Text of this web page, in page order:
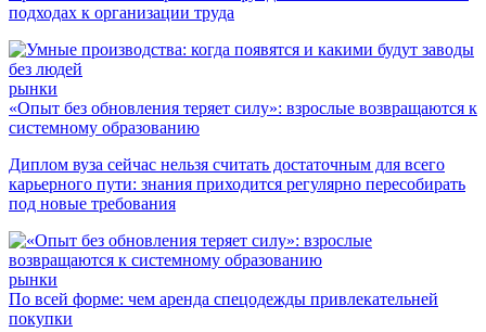
подходах к организации труда
рынки
«Опыт без обновления теряет силу»: взрослые возвращаются к
системному образованию
Диплом вуза сейчас нельзя считать достаточным для всего
карьерного пути: знания приходится регулярно пересобирать
под новые требования
рынки
По всей форме: чем аренда спецодежды привлекательней
покупки